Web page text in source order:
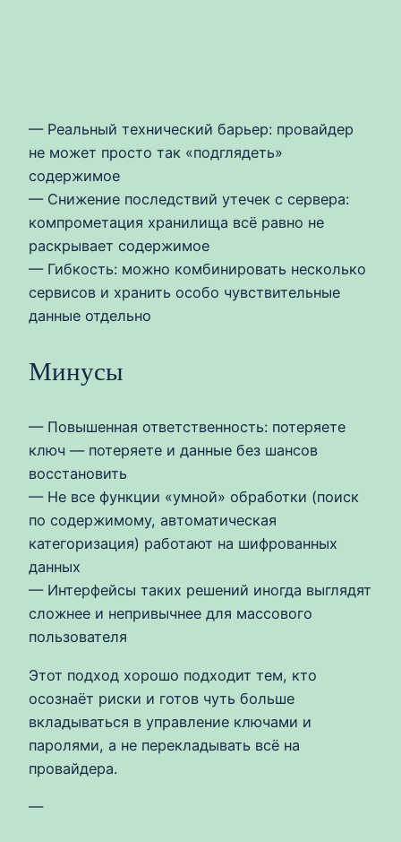
— Реальный технический барьер: провайдер
не может просто так «подглядеть»
содержимое
— Снижение последствий утечек с сервера:
компрометация хранилища всё равно не
раскрывает содержимое
— Гибкость: можно комбинировать несколько
сервисов и хранить особо чувствительные
данные отдельно
Минусы
— Повышенная ответственность: потеряете
ключ — потеряете и данные без шансов
восстановить
— Не все функции «умной» обработки (поиск
по содержимому, автоматическая
категоризация) работают на шифрованных
данных
— Интерфейсы таких решений иногда выглядят
сложнее и непривычнее для массового
пользователя
Этот подход хорошо подходит тем, кто
осознаёт риски и готов чуть больше
вкладываться в управление ключами и
паролями, а не перекладывать всё на
провайдера.
—